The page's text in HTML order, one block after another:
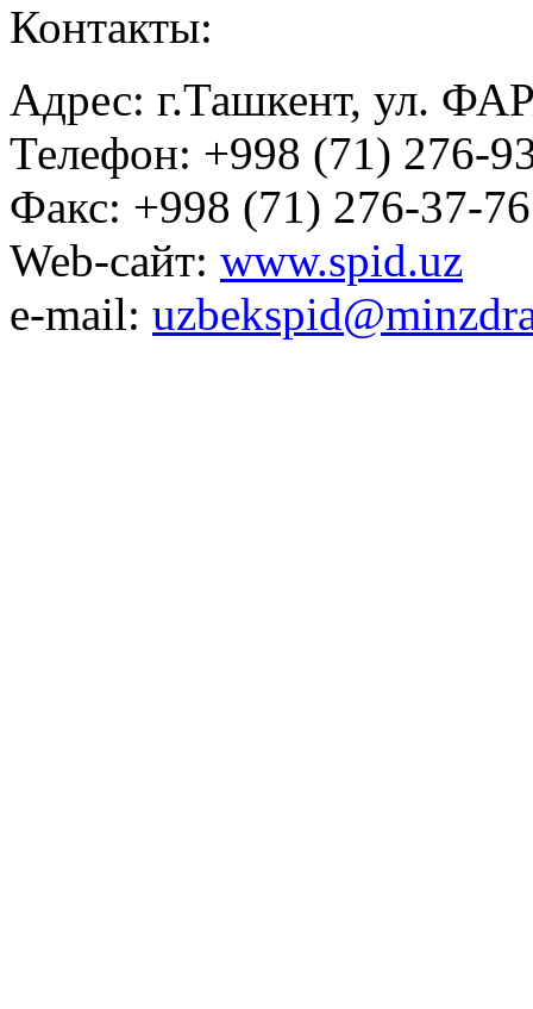
Контакты:
Адрес: г.Ташкент, ул.
Телефон: +998 (71) 276-
Факс: +998 (71) 276-37-76
Web-сайт: www.spid.uz
e-mail: